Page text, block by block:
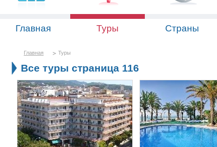
Главная Туры Страны
Главная Туры
Все туры страница 116